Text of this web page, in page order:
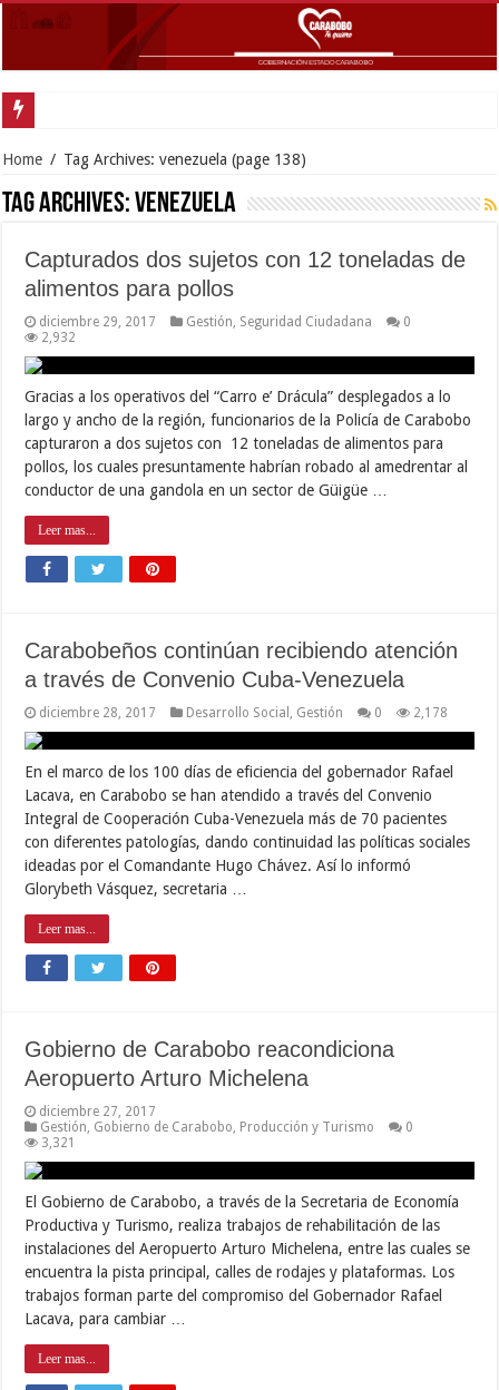
Home / Tag Archives: venezuela (page 138)
Tag Archives:venezuela
Capturados dos sujetos con 12 toneladas de
alimentos para pollos
diciembre 29, 2017 Gestión Seguridad Ciudadana
0
2,932
Gracias a los operativos del “Carro e’ Drácula” desplegados a lo
largo y ancho de la región, funcionarios de la Policía de Carabobo
capturaron a dos sujetos con 12 toneladas de alimentos para
pollos, los cuales presuntamente habrían robado al amedrentar al
conductor de una gandola en un sector de Güigüe …
Leer mas...
Carabobeños continúan recibiendo atención
a través de Convenio Cuba-Venezuela
diciembre 28, 2017 Desarrollo Social Gestión 0 2,178
En el marco de los 100 días de eficiencia del gobernador Rafael
Lacava, en Carabobo se han atendido a través del Convenio
Integral de Cooperación Cuba-Venezuela más de 70 pacientes
con diferentes patologías, dando continuidad las políticas sociales
ideadas por el Comandante Hugo Chávez. Así lo informó
Glorybeth Vásquez, secretaria …
Leer mas...
Gobierno de Carabobo reacondiciona
Aeropuerto Arturo Michelena
diciembre 27, 2017
Gestión Gobierno de Carabobo Producción y Turismo
0
3,321
El Gobierno de Carabobo, a través de la Secretaria de Economía
Productiva y Turismo, realiza trabajos de rehabilitación de las
instalaciones del Aeropuerto Arturo Michelena, entre las cuales se
encuentra la pista principal, calles de rodajes y plataformas. Los
trabajos forman parte del compromiso del Gobernador Rafael
Lacava, para cambiar …
Leer mas...